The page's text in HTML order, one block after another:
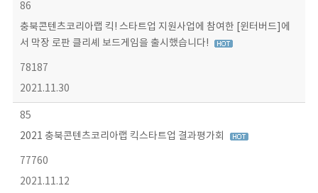
86
충북콘텐츠코리아랩 킥! 스타트업 지원사업에 참여한 [윈터버드]에
서 막장 로판 클리셰 보드게임을 출시했습니다!
78187
2021.11.30
85
2021 충북콘텐츠코리아랩 킥스타트업 결과평가회
77760
2021.11.12